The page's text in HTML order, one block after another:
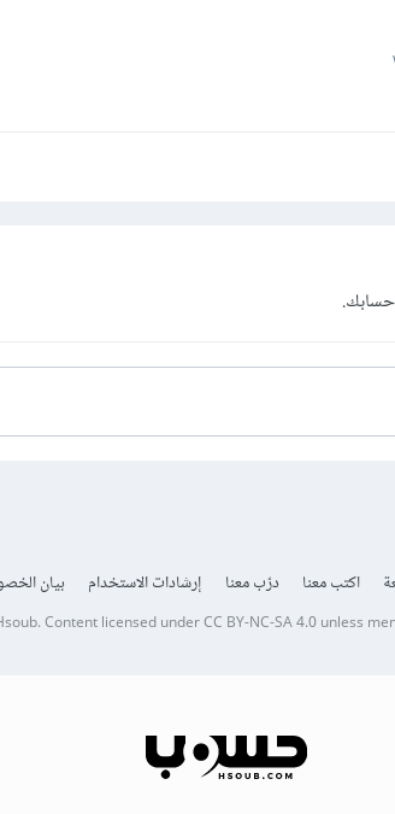
اكتب معنا درّب معنا إرشادات الاستخدام بيان
.Content licensed underCC BY-NC-SA 4.0unless